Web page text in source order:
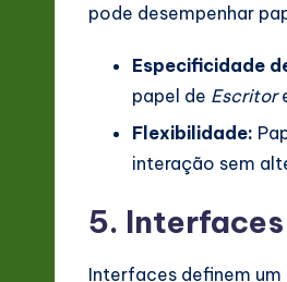
pode desempenhar
Especificidade
papel de Escritor
Flexibilidade:
interação sem
5. Interfaces
Interfaces definem